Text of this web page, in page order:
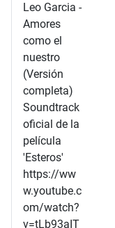
Leo Garcia -
Amores
como el
nuestro
(Versión
completa)
Soundtrack
oficial de la
película
'Esteros'
https://ww
w.youtube.c
om/watch?
v=tLb93aIT